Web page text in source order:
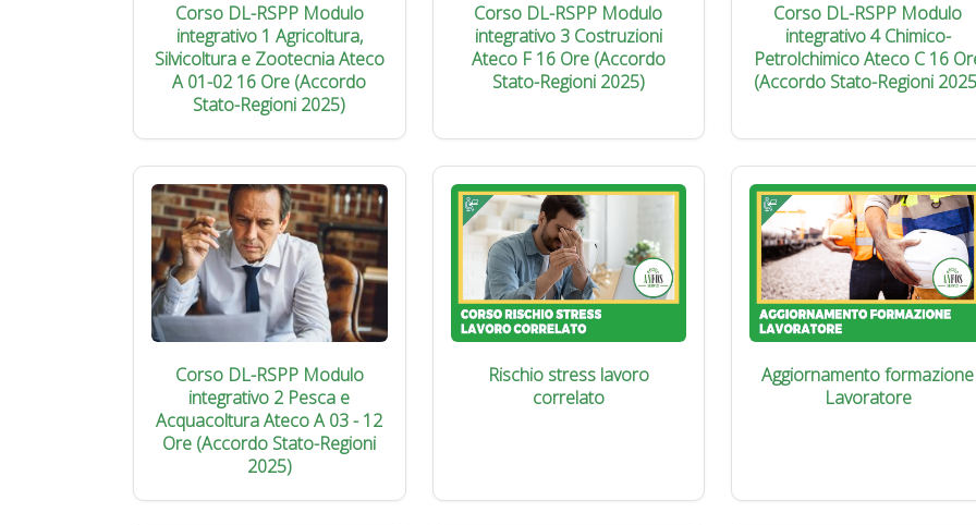
Corso DL-RSPP Modulo
integrativo 1 Agricoltura,
Silvicoltura e Zootecnia Ateco
A 01-02 16 Ore (Accordo
Stato-Regioni 2025)
Corso DL-RSPP Modulo
integrativo 3 Costruzioni
Ateco F 16 Ore (Accordo
Stato-Regioni 2025)
Corso DL-RSPP Modulo
integrativo 4 Chimico-
Petrolchimico Ateco C 16
(Accordo Stato-Regioni
Corso DL-RSPP Modulo
integrativo 2 Pesca e
Acquacoltura Ateco A 03 - 12
Ore (Accordo Stato-Regioni
2025)
Rischio stress lavoro
correlato
Aggiornamento formazione
Lavoratore